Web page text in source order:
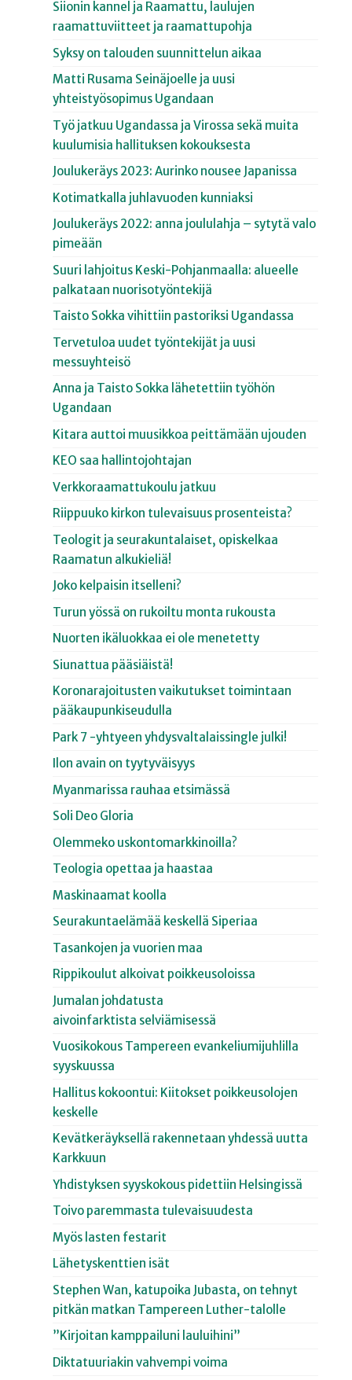
Siionin kannel ja Raamattu, laulujen
raamattuviitteet ja raamattupohja
Syksy on talouden suunnittelun aikaa
Matti Rusama Seinäjoelle ja uusi
yhteistyösopimus Ugandaan
Työ jatkuu Ugandassa ja Virossa sekä muita
kuulumisia hallituksen kokouksesta
Joulukeräys 2023: Aurinko nousee Japanissa
Kotimatkalla juhlavuoden kunniaksi
Joulukeräys 2022: anna joululahja – sytytä valo
pimeään
Suuri lahjoitus Keski-Pohjanmaalla: alueelle
palkataan nuorisotyöntekijä
Taisto Sokka vihittiin pastoriksi Ugandassa
Tervetuloa uudet työntekijät ja uusi
messuyhteisö
Anna ja Taisto Sokka lähetettiin työhön
Ugandaan
Kitara auttoi muusikkoa peittämään ujouden
KEO saa hallintojohtajan
Verkkoraamattukoulu jatkuu
Riippuuko kirkon tulevaisuus prosenteista?
Teologit ja seurakuntalaiset, opiskelkaa
Raamatun alkukieliä!
Joko kelpaisin itselleni?
Turun yössä on rukoiltu monta rukousta
Nuorten ikäluokkaa ei ole menetetty
Siunattua pääsiäistä!
Koronarajoitusten vaikutukset toimintaan
pääkaupunkiseudulla
Park 7 -yhtyeen yhdysvaltalaissingle julki!
Ilon avain on tyytyväisyys
Myanmarissa rauhaa etsimässä
Soli Deo Gloria
Olemmeko uskontomarkkinoilla?
Teologia opettaa ja haastaa
Maskinaamat koolla
Seurakuntaelämää keskellä Siperiaa
Tasankojen ja vuorien maa
Rippikoulut alkoivat poikkeusoloissa
Jumalan johdatusta
aivoinfarktista selviämisessä
Vuosikokous Tampereen evankeliumijuhlilla
syyskuussa
Hallitus kokoontui: Kiitokset poikkeusolojen
keskelle
Kevätkeräyksellä rakennetaan yhdessä uutta
Karkkuun
Yhdistyksen syyskokous pidettiin Helsingissä
Toivo paremmasta tulevaisuudesta
Myös lasten festarit
Lähetyskenttien isät
Stephen Wan, katupoika Jubasta, on tehnyt
pitkän matkan Tampereen Luther-talolle
”Kirjoitan kamppailuni lauluihini”
Diktatuuriakin vahvempi voima